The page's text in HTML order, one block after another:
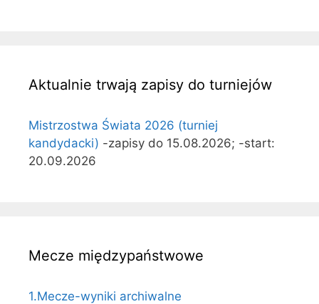
Aktualnie trwają zapisy do turniejów
Mistrzostwa Świata 2026 (turniej
kandydacki) -zapisy do 15.08.2026; -start:
20.09.2026
Mecze międzypaństwowe
1.Mecze-wyniki archiwalne